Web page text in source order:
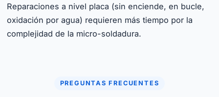
Reparaciones a nivel placa (sin enciende, en bucle,
oxidación por agua) requieren más tiempo por la
complejidad de la micro-soldadura.
PREGUNTAS FRECUENTES